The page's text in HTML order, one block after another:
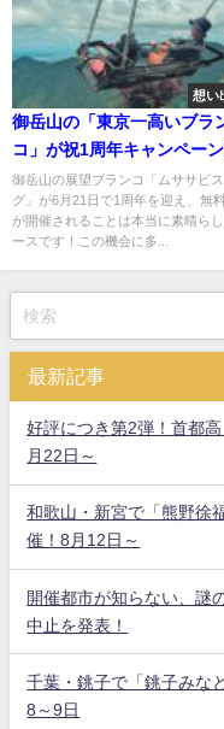
想い
御岳山の「東京一高いブラ
コ」が祝1周年キャンペー
施！
御岳山の展望ブランコ「ムササビ
グ」が6月21日で1周年を迎え、無
が開催されることは本当に素晴らし
ースです！この機会に多...
最新記事
好評につき第2弾！首都
月22日～
和歌山・新宮で「熊野徐
催！8月12日～
開催都市が知らない、謎
中止を発表！
千葉・銚子で「銚子みな
8～9日